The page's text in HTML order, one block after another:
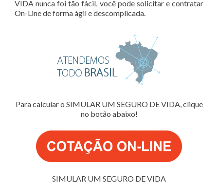
VIDA nunca foi tão fácil, você pode solicitar e contratar
On-Line de forma ágil e descomplicada.
Para calcular o SIMULAR UM SEGURO DE VIDA, clique
no botão abaixo!
SIMULAR UM SEGURO DE VIDA